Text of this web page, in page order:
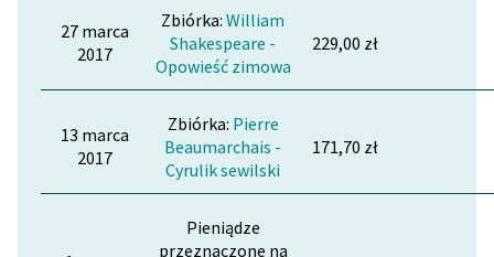
27 marca
2017
Zbiórka:William
Shakespeare -
Opowieść zimowa
229,00 zł
13 marca
2017
Zbiórka: Pierre
Beaumarchais -
Cyrulik sewilski
171,70 zł
Pieniądze
przeznaczone na